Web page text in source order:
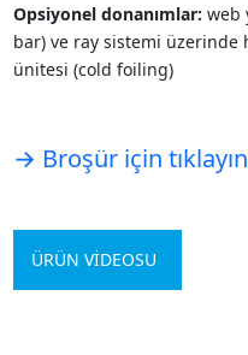
Opsiyonel donanımlar: web
bar) ve ray sistemi üzerinde
ünitesi (cold foiling)
→ Broşür için tıklayın
ÜRÜN VİDEOSU